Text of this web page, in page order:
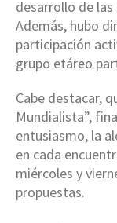
desarrollo de
Además, hubo
participación
grupo etáreo
Cabe destacar,
Mundialista”,
entusiasmo, la
en cada
miércoles y
propuestas.